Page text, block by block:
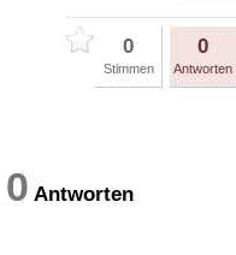
0
Stimmen
0
Antworten
0 Antworten